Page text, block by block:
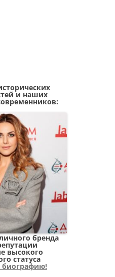
и наших
бренда
высокого
статуса
биографию!